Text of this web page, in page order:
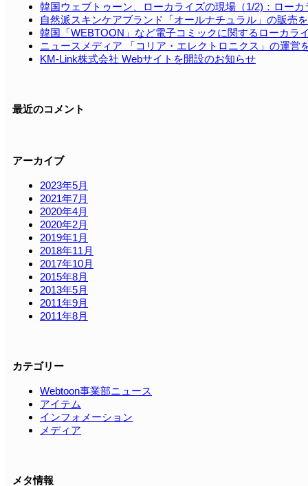
韓国ウェブトゥーン、ローカライズの現場（1/2)：ロー
自然派スキンケアブランド「オールナチュラル」の販売
韓国「WEBTOON」など電⼦コミックに関するローカラ
ニュースメディア 「コリア・エレクトロニクス」の運営
KM-Link株式会社 Webサイトを開設のお知らせ
最近のコメント
アーカイブ
2023年5月
2021年7月
2020年4月
2020年2月
2019年1月
2018年11月
2017年10月
2015年8月
2013年5月
2011年9月
2011年8月
カテゴリー
Webtoon事業部ニュース
アイテム
インフォメーション
メディア
メタ情報